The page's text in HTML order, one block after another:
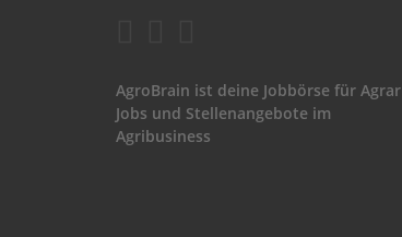
AgroBrain ist deine Jobbörse für Agrar
Jobs und Stellenangebote im
Agribusiness